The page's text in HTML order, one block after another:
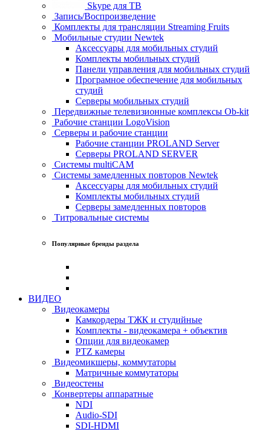
Skype для ТВ
Запись/Воспроизведение
Комплекты для трансляции Streaming Fruits
Мобильные студии Newtek
Аксессуары для мобильных студий
Комплекты мобильных студий
Панели управления для мобильных студий
Програмное обеспечение для мобильных
студий
Серверы мобильных студий
Передвижные телевизионные комплексы Ob-kit
Рабочие станции LogoVision
Серверы и рабочие станции
Рабочие станции PROLAND Server
Серверы PROLAND SERVER
Системы multiCAM
Системы замедленных повторов Newtek
Аксессуары для мобильных студий
Комплекты мобильных студий
Серверы замедленных повторов
Титровальные системы
Популярные бренды раздела
ВИДЕО
Видеокамеры
Камкордеры ТЖК и студийные
Комплекты - видеокамера + объектив
Опции для видеокамер
PTZ камеры
Видеомикшеры, коммутаторы
Матричные коммутаторы
Видеостены
Конвертеры аппаратные
NDI
Audio-SDI
SDI-HDMI